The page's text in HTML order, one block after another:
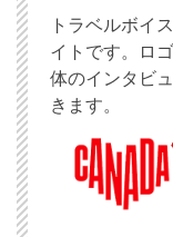
トラベルボイ
イトです。ロ
体のインタビ
きます。